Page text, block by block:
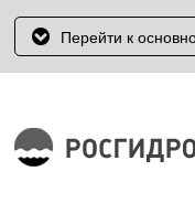
Перейти к